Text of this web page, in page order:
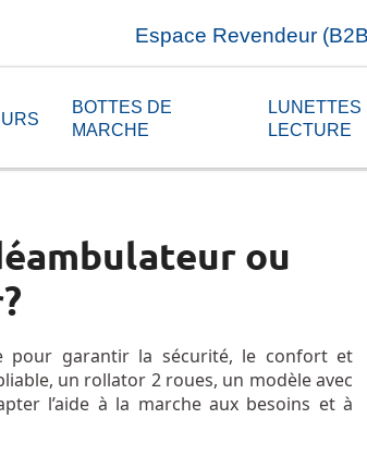
Espace Revendeur
BOTTES DE
MARCHE
LUNETTES
LECTURE
ou
pour garantir la sécurité, le confort et
un rollator 2 roues, un modèle avec
l’aide à la marche aux besoins et à